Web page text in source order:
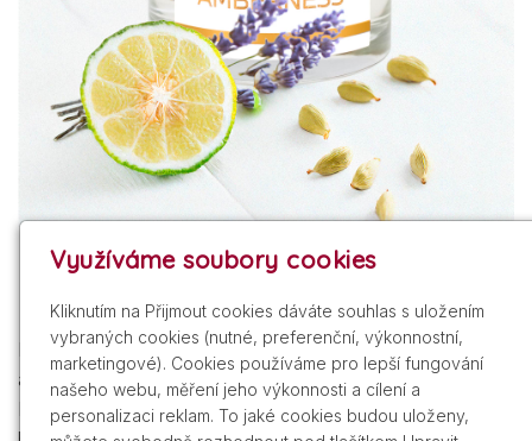
Hřejivá EdP AMBERNESS
BMW unisex EdP AMBERNESS vás zahalí do uklidňující
atmosféry. Vyzkoušejte parfémovanou vodu od značky
BMW a užijte si spojení elegance a komfortu, které vás
Využíváme soubory cookies
Kliknutím na Přijmout cookies dáváte souhlas s uložením
vybraných cookies (nutné, preferenční, výkonnostní,
marketingové). Cookies používáme pro lepší fungování
našeho webu, měření jeho výkonnosti a cílení a
personalizaci reklam. To jaké cookies budou uloženy,